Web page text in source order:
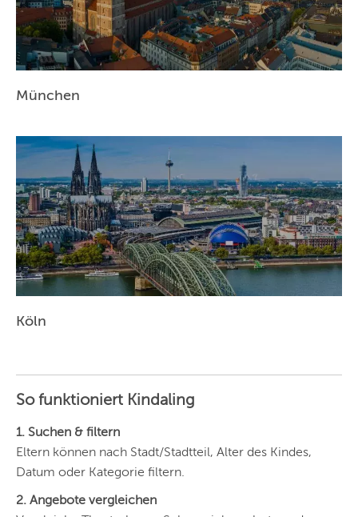
München
Köln
So funktioniert Kindaling
1. Suchen & filtern
Eltern können nach Stadt/Stadtteil, Alter des Kindes,
Datum oder Kategorie filtern.
2. Angebote vergleichen